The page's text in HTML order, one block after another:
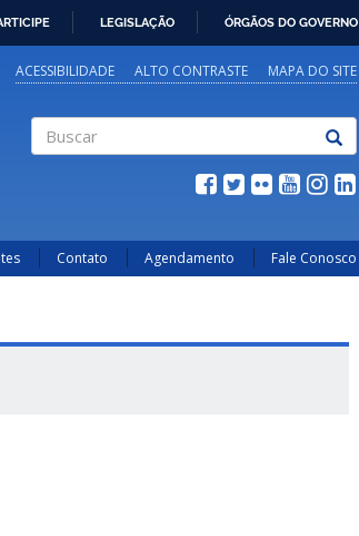
LEGISLAÇÃO ÓRGÃOS DO GOVERNO
ACESSIBILIDADE ALTO CONTRASTE MAPA DO SITE
Contato Agendamento Fale Conosco